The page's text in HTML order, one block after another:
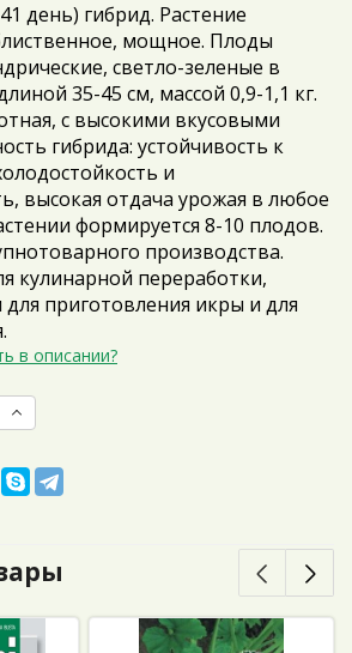
день) гибрид. Растение
мощное. Плоды
светло-зеленые в
35-45 см, массой 0,9-1,1 кг.
с высокими вкусовыми
гибрида: устойчивость к
и
высокая отдача урожая в любое
формируется 8-10 плодов.
производства.
кулинарной переработки,
приготовления икры и для
в описании?